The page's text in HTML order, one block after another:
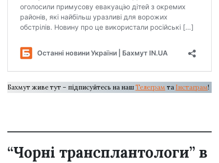
Бахмут живе тут – підписуйтесь на нашТелеграм та Інстаграм!
“Чорні трансплантологи” в